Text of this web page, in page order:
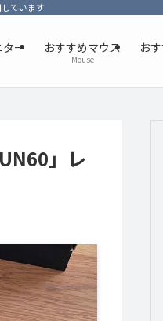
ています
ター おすすめマウス
Mouse
お
」レ